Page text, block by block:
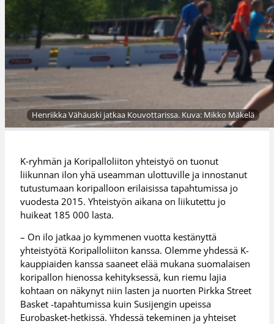
Henriikka Vähäuski jatkaa Kouvottarissa. Kuva: Mikko Mäkelä
K‑ryhmän ja Koripalloliiton yhteistyö on tuonut
liikunnan ilon yhä useamman ulottuville ja innostanut
tutustumaan koripalloon erilaisissa tapahtumissa jo
vuodesta 2015. Yhteistyön aikana on liikutettu jo
huikeat 185 000 lasta.
– On ilo jatkaa jo kymmenen vuotta kestänyttä
yhteistyötä Koripalloliiton kanssa. Olemme yhdessä K-
kauppiaiden kanssa saaneet elää mukana suomalaisen
koripallon hienossa kehityksessä, kun riemu lajia
kohtaan on näkynyt niin lasten ja nuorten Pirkka Street
Basket -tapahtumissa kuin Susijengin upeissa
Eurobasket-hetkissä. Yhdessä tekeminen ja yhteiset